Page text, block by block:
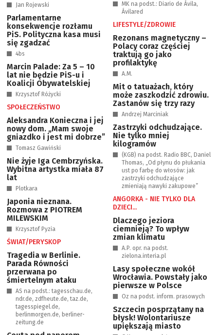
Jan Rojewski
Parlamentarne
konsekwencje rozłamu
PiS. Polityczna kasa musi
się zgadzać
4bs
Marcin Palade: Za 5 – 10
lat nie będzie PiS-u i
Koalicji Obywatelskiej
Krzysztof Różycki
SPOŁECZEŃSTWO
Aleksandra Konieczna i jej
nowy dom. „Mam swoje
gniazdko i jest mi dobrze”
Tomasz Gawiński
Nie żyje Iga Cembrzyńska.
Wybitna artystka miała 87
lat
Plotkara
Japonia nieznana.
Rozmowa z PIOTREM
MILEWSKIM
Krzysztof Pyzia
ŚWIAT/PERYSKOP
Tragedia w Berlinie.
Parada Równości
przerwana po
śmiertelnym ataku
AS na podst.: tagesschau.de,
ndr.de, zdfheute.de, taz.de,
tagesspiegel.de,
berlinmorgen.de, berliner-
zeitung.de
MK na podst.: Diario de Ávila,
Ávilared
LIFESTYLE/ZDROWIE
Rezonans magnetyczny –
Polacy coraz częściej
traktują go jako
profilaktykę
A.M.
Mit o tatuażach, który
może zaszkodzić zdrowiu.
Zastanów się trzy razy
Andrzej Marciniak
Zastrzyki odchudzające.
Nie tylko mniej
kilogramów
(KGB) na podst. Radio BBC, Daniel
Thomas, „Od płynu do płukania
ust po farbę do włosów: jak
zastrzyki odchudzające
zmieniają nawyki zakupowe”
ANGORKA - NIE TYLKO DLA
DZIECI...
Dlaczego jeziora
ciemnieją? To wpływ
zmian klimatu
A.P. opr. na podst.
zielona.interia.pl
Lasy społeczne wokół
Wrocławia. Powstały jako
pierwsze w Polsce
Oz na podst. inform. prasowych
Szczecin posprzątany na
błysk! Wolontariusze
upiększają miasto